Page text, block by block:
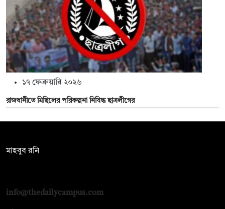
১৭ ফেব্রুয়ারি ২০২৬
রাজধানীতে মিছিলের পরিকল্পনা নিষিদ্ধ ছাত্রলীগের
মাহবুব রনি
info@thedailycampus.com